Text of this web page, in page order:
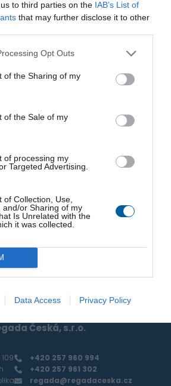
to third parties on the IAB’s List of
that may further disclose it to other
Opt Outs
of the Sharing of my
of the Sale of my
of processing my
Targeted Advertising.
of Collection, Use,
and/or Sharing of my
Is Unrelated with the
it was collected.
Data Access Privacy Policy
Česká, s.r.o.
+420 257 960 994
+420 257 961 302
regada@regadaceska.cz
a průmyslové armatury
ventily a pneumatické prvky
a zakázková strojírenská výroba